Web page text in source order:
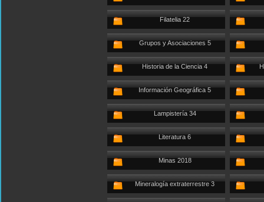
Filatelia 22
Grupos y Asociaciones 5
Historia de la Ciencia 4
Información Geográfica 5
Lampistería 34
Literatura 6
Minas 2018
Mineralogía extraterrestre 3